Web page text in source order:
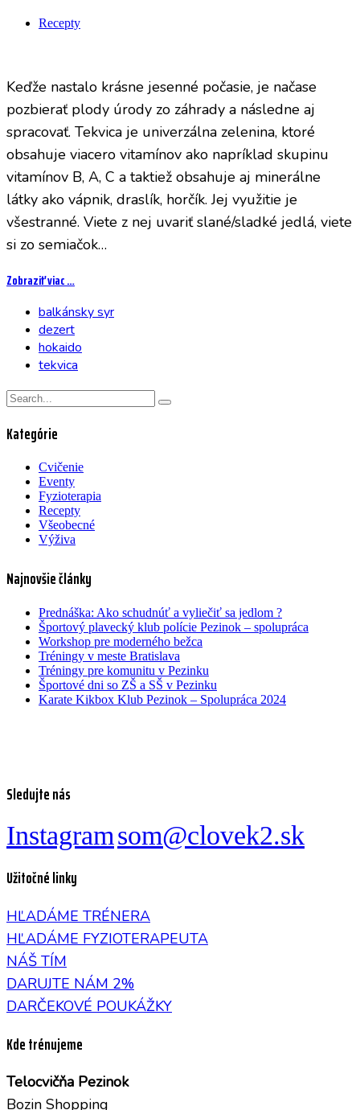
Recepty
Keďže nastalo krásne jesenné počasie, je načase
pozbierať plody úrody zo záhrady a následne aj
spracovať. Tekvica je univerzálna zelenina, ktoré
obsahuje viacero vitamínov ako napríklad skupinu
vitamínov B, A, C a taktiež obsahuje aj minerálne
látky ako vápnik, draslík, horčík. Jej využitie je
všestranné. Viete z nej uvariť slané/sladké jedlá, viete
si zo semiačok…
Zobraziť viac …
balkánsky syr
dezert
hokaido
tekvica
Kategórie
Cvičenie
Eventy
Fyzioterapia
Recepty
Všeobecné
Výživa
Najnovšie články
Prednáška: Ako schudnúť a vyliečiť sa jedlom ?
Športový plavecký klub polície Pezinok – spolupráca
Workshop pre moderného bežca
Tréningy v meste Bratislava
Tréningy pre komunitu v Pezinku
Športové dni so ZŠ a SŠ v Pezinku
Karate Kikbox Klub Pezinok – Spolupráca 2024
Sledujte nás
Instagramsom@clovek2.sk
Užitočné linky
HĽADÁME TRÉNERA
HĽADÁME FYZIOTERAPEUTA
NÁŠ TÍM
DARUJTE NÁM 2%
DARČEKOVÉ POUKÁŽKY
Kde trénujeme
Telocvičňa Pezinok
Bozin Shopping